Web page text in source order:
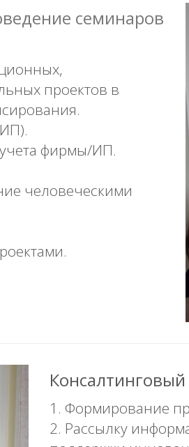
семинаров
проектов в
учета фирмы/ИП.
человеческими
1. Формирование
2. Рассылку